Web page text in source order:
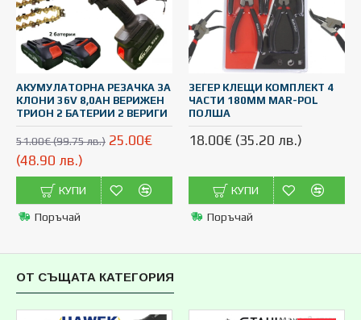
АКУМУЛАТОРНА РЕЗАЧКА ЗА
КЛОНИ 36V 8,0AH ВЕРИЖЕН
ТРИОН 2 БАТЕРИИ 2 ВЕРИГИ
51.00€ (99.75 лв.) 25.00€
(48.90 лв.)
КУПИ
Поръчай
ЗЕГЕР КЛЕЩИ КОМПЛЕКТ 4
ЧАСТИ 180ММ MAR-POL
ПОЛША
18.00€ (35.20 лв.)
КУПИ
Поръчай
ОТ СЪЩАТА КАТЕГОРИЯ